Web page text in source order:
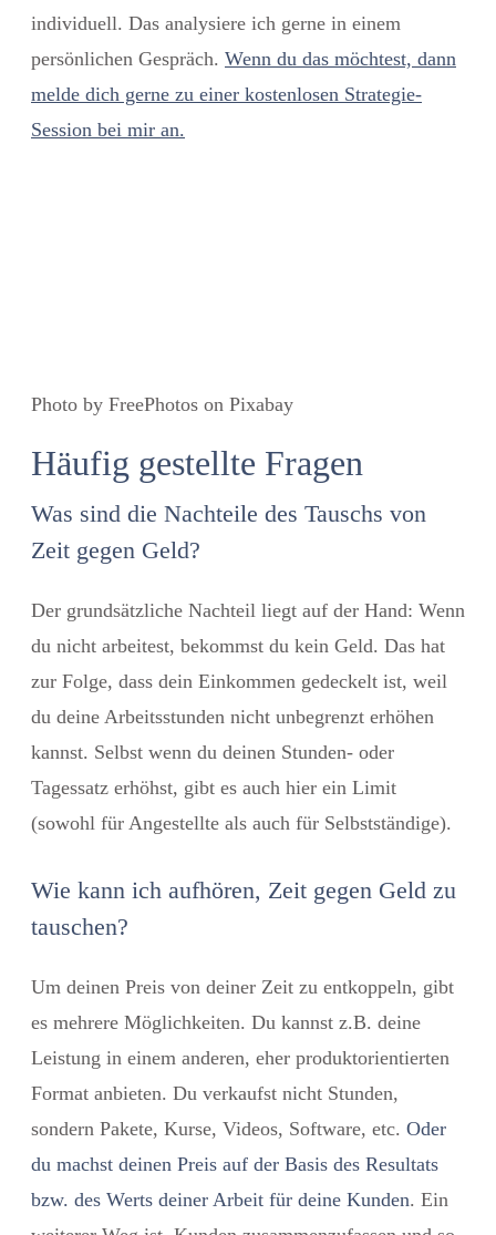
individuell. Das analysiere ich gerne in einem
persönlichen Gespräch. Wenn du das möchtest, dann
melde dich gerne zu einer kostenlosen Strategie-
Session bei mir an.
Photo by FreePhotos on Pixabay
Häufig gestellte Fragen
Was sind die Nachteile des Tauschs von
Zeit gegen Geld?
Der grundsätzliche Nachteil liegt auf der Hand: Wenn
du nicht arbeitest, bekommst du kein Geld. Das hat
zur Folge, dass dein Einkommen gedeckelt ist, weil
du deine Arbeitsstunden nicht unbegrenzt erhöhen
kannst. Selbst wenn du deinen Stunden- oder
Tagessatz erhöhst, gibt es auch hier ein Limit
(sowohl für Angestellte als auch für Selbstständige).
Wie kann ich aufhören, Zeit gegen Geld zu
tauschen?
Um deinen Preis von deiner Zeit zu entkoppeln, gibt
es mehrere Möglichkeiten. Du kannst z.B. deine
Leistung in einem anderen, eher produktorientierten
Format anbieten. Du verkaufst nicht Stunden,
sondern Pakete, Kurse, Videos, Software, etc. Oder
du machst deinen Preis auf der Basis des Resultats
bzw. des Werts deiner Arbeit für deine Kunden. Ein